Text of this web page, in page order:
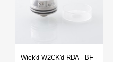
Anteprima
Wick'd W2CK'd RDA - BF -